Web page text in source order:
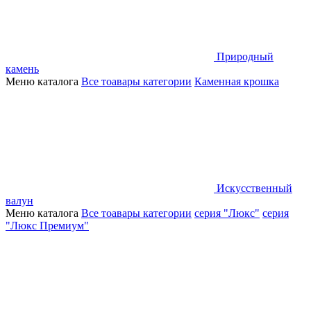
Природный
камень
Меню каталога Все тоавары категории Каменная крошка
Искусственный
валун
Меню каталога Все тоавары категории серия "Люкс" серия
"Люкс Премиум"